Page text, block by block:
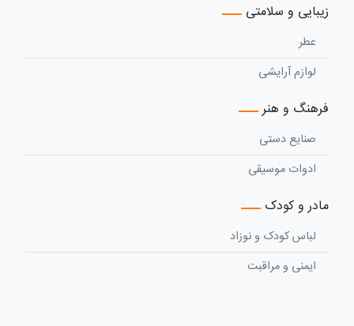
زیبایی و سلامتی
عطر
لوازم آرایشی
فرهنگ و هنر
صنایع دستی
ادوات موسیقی
مادر و کودک
لباس کودک و نوزاد
ایمنی و مراقبت